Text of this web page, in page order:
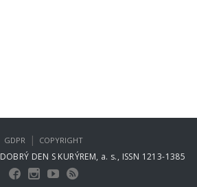
DOBRÝ DEN S KURÝREM, a. s., ISSN 1213-1385
GDPR | COPYRIGHT